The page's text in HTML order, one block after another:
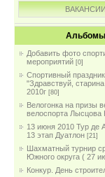
Альбомы
Добавить фото
мероприятий [0]
Спортивный праздник
"Здравствуй,
2010г [80]
Велогонка на призы
велоспорта Лысцова
13 июня 2010 Тур де
13 этап Дуатлон [21]
Шахматный турнир
Южного округа ( 27
Конкур. День